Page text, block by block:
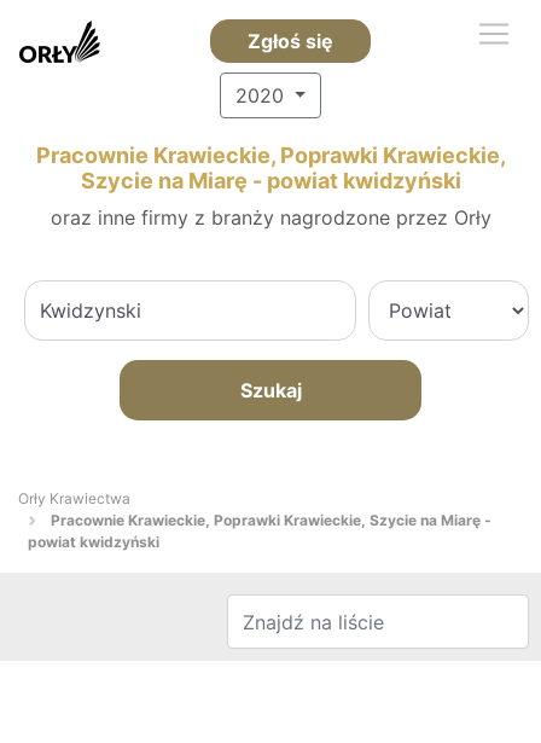
Zgłoś się
2020
Pracownie Krawieckie, Poprawki Krawieckie,
Szycie na Miarę - powiat kwidzyński
oraz inne firmy z branży nagrodzone przez Orły
Szukaj
Orły Krawiectwa
Pracownie Krawieckie, Poprawki Krawieckie, Szycie na Miarę -
powiat kwidzyński